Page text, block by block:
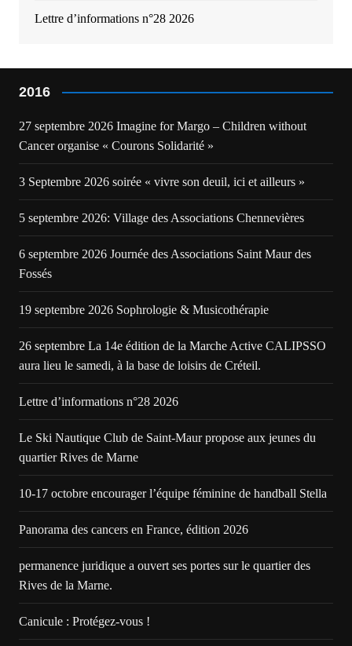
Lettre d’informations n°28 2026
2016
27 septembre 2026 Imagine for Margo – Children without
Cancer organise « Courons Solidarité »
3 Septembre 2026 soirée « vivre son deuil, ici et ailleurs »
5 septembre 2026: Village des Associations Chennevières
6 septembre 2026 Journée des Associations Saint Maur des
Fossés
19 septembre 2026 Sophrologie & Musicothérapie
26 septembre La 14e édition de la Marche Active CALIPSSO
aura lieu le samedi, à la base de loisirs de Créteil.
Lettre d’informations n°28 2026
Le Ski Nautique Club de Saint-Maur propose aux jeunes du
quartier Rives de Marne
10-17 octobre encourager l’équipe féminine de handball Stella
Panorama des cancers en France, édition 2026
permanence juridique a ouvert ses portes sur le quartier des
Rives de la Marne.
Canicule : Protégez-vous !